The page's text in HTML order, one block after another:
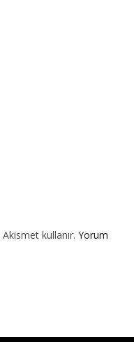
kullanır. Yorum